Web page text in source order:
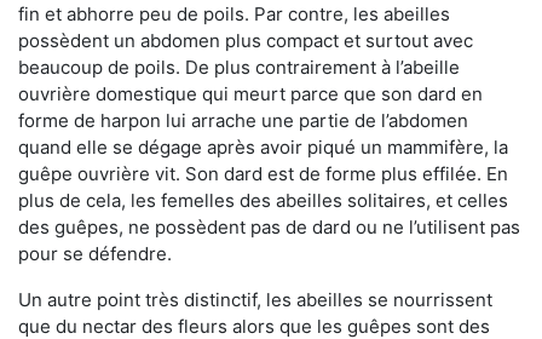
fin et abhorre peu de poils. Par contre, les abeilles
possèdent un abdomen plus compact et surtout avec
beaucoup de poils. De plus contrairement à l’abeille
ouvrière domestique qui meurt parce que son dard en
forme de harpon lui arrache une partie de l’abdomen
quand elle se dégage après avoir piqué un mammifère, la
guêpe ouvrière vit. Son dard est de forme plus effilée. En
plus de cela, les femelles des abeilles solitaires, et celles
des guêpes, ne possèdent pas de dard ou ne l’utilisent pas
pour se défendre.
Un autre point très distinctif, les abeilles se nourrissent
que du nectar des fleurs alors que les guêpes sont des